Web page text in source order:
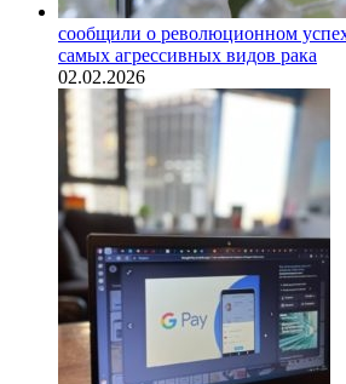
сообщили о революционном
самых агрессивных видов рака
02.02.2026